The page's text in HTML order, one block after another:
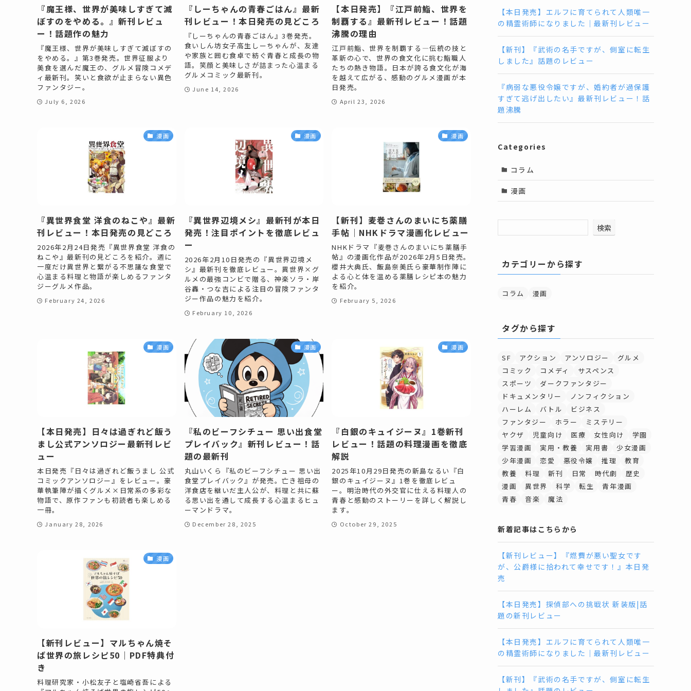
『魔王様、世界が美味しすぎて滅
ぼすのをやめる。』新刊レビュ
ー！話題作の魅力
『魔王様、世界が美味しすぎて滅ぼすの
をやめる。』第3巻発売。世界征服より
美食を選んだ魔王の、グルメ冒険コメデ
ィ最新刊。笑いと食欲が止まらない異色
ファンタジー。
July 6, 2026
『しーちゃんの青春ごはん』最新
刊レビュー！本日発売の見どころ
『しーちゃんの青春ごはん』3巻発売。
食いしん坊女子高生しーちゃんが、友達
や家族と囲む食卓で紡ぐ青春と成長の物
語。笑顔と美味しさが詰まった心温まる
グルメコミック最新刊。
June 14, 2026
【本日発売】『江戸前鮨、世界を
制覇する』最新刊レビュー！話題
沸騰の理由
江戸前鮨、世界を制覇する―伝統の技と
革新の心で、世界の食文化に挑む鮨職人
たちの熱き物語。日本が誇る食文化が海
を越えて広がる、感動のグルメ漫画が本
日発売。
April 23, 2026
漫画
『異世界食堂 洋食のねこや』最新
刊レビュー！本日発売の見どころ
2026年2月24日発売『異世界食堂 洋食の
ねこや』最新刊の見どころを紹介。週に
一度だけ異世界と繋がる不思議な食堂で
心温まる料理と物語が楽しめるファンタ
ジーグルメ作品。
February 24, 2026
漫画
『異世界辺境メシ』最新刊が本日
発売！注目ポイントを徹底レビュ
ー
2026年2月10日発売の『異世界辺境メ
シ』最新刊を徹底レビュー。異世界×グ
ルメの最強コンビで贈る、神楽ソラ・岸
谷轟・つな吉による注目の冒険ファンタ
ジー作品の魅力を紹介。
February 10, 2026
漫画
【新刊】麦巻さんのまいにち薬膳
手帖｜NHKドラマ漫画化レビュー
NHKドラマ『麦巻さんのまいにち薬膳手
帖』の漫画化作品が2026年2月5日発売。
櫻井大典氏、飯島奈美氏ら豪華制作陣に
よる心と体を温める薬膳レシピ本の魅力
を紹介。
February 5, 2026
漫画
【本日発売】日々は過ぎれど飯う
まし公式アンソロジー最新刊レビ
ュー
本日発売『日々は過ぎれど飯うまし 公式
コミックアンソロジー』をレビュー。豪
華執筆陣が描くグルメ×日常系の多彩な
物語で、原作ファンも初読者も楽しめる
一冊。
January 28, 2026
漫画
『私のビーフシチュー 思い出食堂
プレイバック』新刊レビュー！話
題の最新刊
丸山いくら『私のビーフシチュー 思い出
食堂プレイバック』が発売。亡き祖母の
洋食店を継いだ主人公が、料理と共に蘇
る思い出を通して成長する心温まるヒュ
ーマンドラマ。
December 28, 2025
漫画
『白銀のキュイジーヌ』1巻新刊
レビュー！話題の料理漫画を徹底
解説
2025年10月29日発売の新島なるい『白
銀のキュイジーヌ』1巻を徹底レビュ
ー。明治時代の外交官に仕える料理人の
青春と感動のストーリーを詳しく解説し
ます。
October 29, 2025
漫画
【新刊レビュー】マルちゃん焼そ
ば世界の旅レシピ50｜PDF特典付
き
料理研究家・小松友子と塩崎省吾による
【本日発売】エルフに育てられて人類唯一
の精霊術師になりました｜最新刊レビュー
【新刊】『武術の名手ですが、側室に転生
しました』話題のレビュー
『病弱な悪役令嬢ですが、婚約者が過保護
すぎて逃げ出したい』最新刊レビュー！話
題沸騰
Categories
コラム
漫画
検索
カテゴリーから探す
コラム 漫画
タグから探す
SF アクション アンソロジー
グルメ
コミック
コメディ
サスペンス
スポーツ
ダークファンタジー
ドキュメンタリー
ノンフィクション
ハーレム
バトル
ビジネス
ファンタジー
ホラー
ミステリー
ヤクザ
児童向け 医療 女性向け
学園
学習漫画
実用・教養 実用書
少女漫画
少年漫画
恋愛 悪役令嬢 推理
教育
教養
料理 新刊 日常 時代劇
歴史
漫画
異世界 科学 転生
青年漫画
青春
音楽 魔法
新着記事はこちらから
【新刊レビュー】『燃費が悪い聖女です
が、公爵様に拾われて幸せです！』本日発
売
【本日発売】探偵部への挑戦状 新装版|話
題の新刊レビュー
【本日発売】エルフに育てられて人類唯一
の精霊術師になりました｜最新刊レビュー
【新刊】『武術の名手ですが、側室に転生